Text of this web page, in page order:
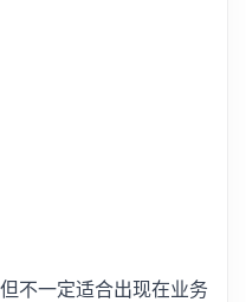
不一定适合出现在业务